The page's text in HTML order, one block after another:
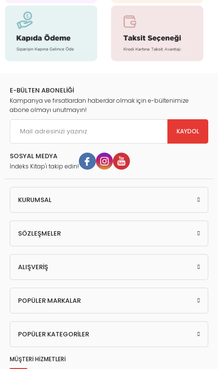
E-BÜLTEN ABONELİĞİ
Kampanya ve fırsatlardan haberdar olmak için e-bültenimize
abone olmayı unutmayın!
KAYDOL
SOSYAL MEDYA
İndeks Kitap'ı takip edin!
KURUMSAL
SÖZLEŞMELER
ALIŞVERİŞ
POPÜLER MARKALAR
POPÜLER KATEGORİLER
MÜŞTERİ HİZMETLERİ